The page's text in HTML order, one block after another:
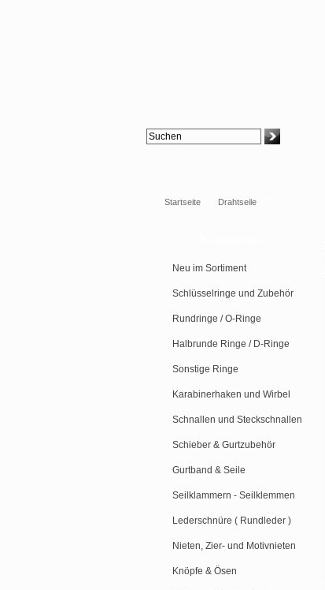
Startseite Drahtseile
Neu im Sortiment
Schlüsselringe und Zubehör
Rundringe / O-Ringe
Halbrunde Ringe / D-Ringe
Sonstige Ringe
Karabinerhaken und Wirbel
Schnallen und Steckschnallen
Schieber & Gurtzubehör
Gurtband & Seile
Seilklammern - Seilklemmen
Lederschnüre ( Rundleder )
Nieten, Zier- und Motivnieten
Knöpfe & Ösen